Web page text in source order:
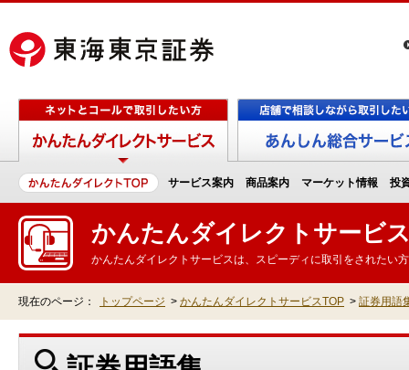
サービス案内 商品案内 マーケット情報 投
かんたんダイレクトサービ
かんたんダイレクトサービスは、スピーディに取引をされたい
現在のページ： トップページ > かんたんダイレクトサービスTOP > 証券用語